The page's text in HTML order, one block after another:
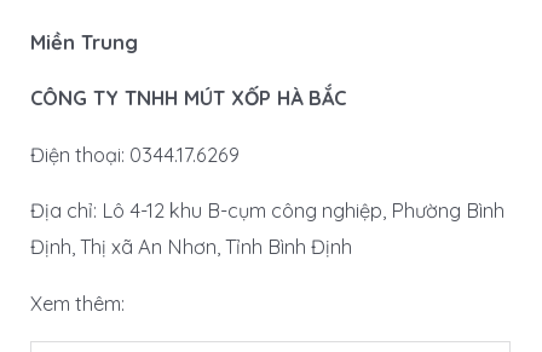
Miền Trung
CÔNG TY TNHH MÚT XỐP HÀ BẮC
Điện thoại: 0344.17.6269
Địa chỉ: Lô 4-12 khu B-cụm công nghiệp, Phường Bình
Định, Thị xã An Nhơn, Tỉnh Bình Định
Xem thêm: